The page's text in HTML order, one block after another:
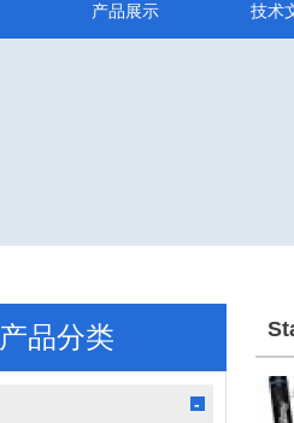
产品展示 技术
产品分类